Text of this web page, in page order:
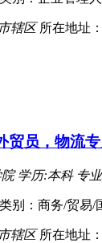
辖区所在地址
贸员，物流
学历:本科 专
别：商务/贸易/
辖区所在地址